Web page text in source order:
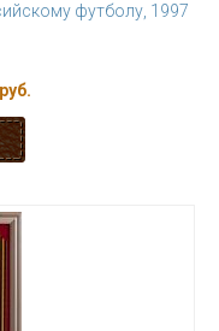
футболу, 1997